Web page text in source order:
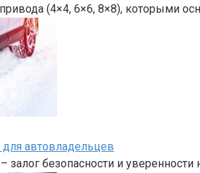
(4×4, 6×6, 8×8), которыми
автовладельцев
безопасности и уверенности